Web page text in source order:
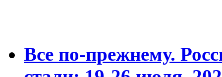
Все по-прежнему.